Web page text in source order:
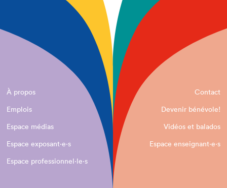
À propos
Contact
Emplois
Devenir bénévole!
Espace médias
Vidéos et balados
Espace exposant·e⋅s
Espace enseignant·e⋅s
Espace professionnel·le⋅s